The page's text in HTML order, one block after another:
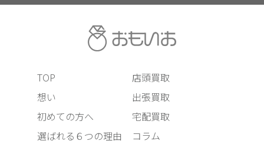
TOP
想い
初めての方へ
選ばれる６つの理由
店頭買取
出張買取
宅配買取
コラム